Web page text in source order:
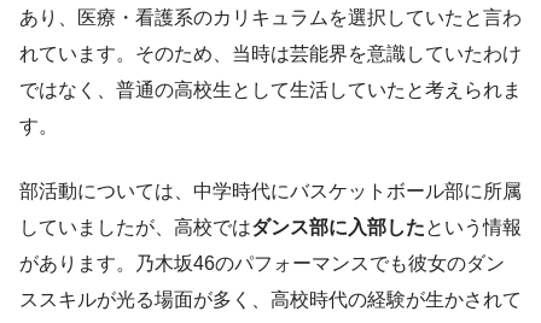
あり、医療・看護系のカリキュラムを選択していたと言わ
れています。そのため、当時は芸能界を意識していたわけ
ではなく、普通の高校生として生活していたと考えられま
す。
部活動については、中学時代にバスケットボール部に所属
していましたが、高校ではダンス部に入部したという情報
があります。乃木坂46のパフォーマンスでも彼女のダン
ススキルが光る場面が多く、高校時代の経験が生かされて